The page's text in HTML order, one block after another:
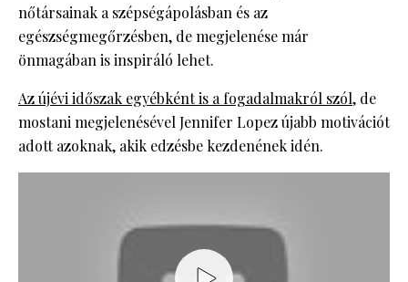
nőtársainak a szépségápolásban és az
egészségmegőrzésben, de megjelenése már
önmagában is inspiráló lehet.
Az újévi időszak egyébként is a fogadalmakról szól, de
mostani megjelenésével Jennifer Lopez újabb motivációt
adott azoknak, akik edzésbe kezdenének idén.